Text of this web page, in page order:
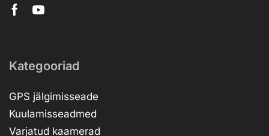
Kategooriad
GPS jälgimisseade
Kuulamisseadmed
Varjatud kaamerad